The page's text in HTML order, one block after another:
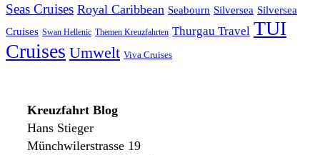
Seas Cruises Royal Caribbean Seabourn Silversea Silversea
Cruises Swan Hellenic Themen Kreuzfahrten Thurgau Travel TUI
Cruises Umwelt Viva Cruises
Kreuzfahrt Blog
Hans Stieger
Münchwilerstrasse 19